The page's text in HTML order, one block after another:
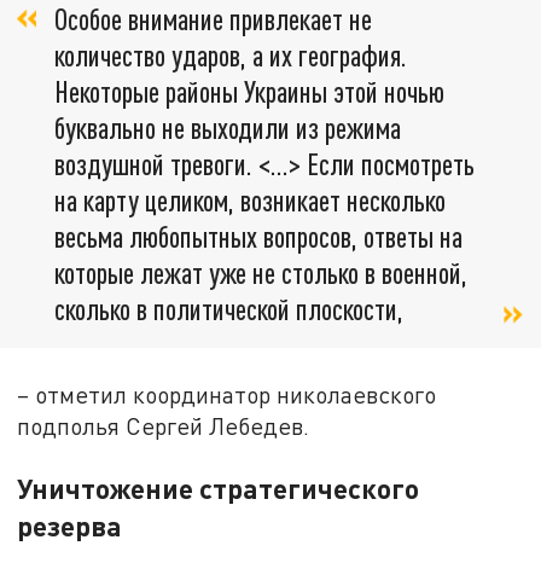
Особое внимание привлекает не
количество ударов, а их география.
Некоторые районы Украины этой ночью
буквально не выходили из режима
воздушной тревоги. <…> Если посмотреть
на карту целиком, возникает несколько
весьма любопытных вопросов, ответы на
которые лежат уже не столько в военной,
сколько в политической плоскости,
– отметил координатор николаевского
подполья Сергей Лебедев.
Уничтожение стратегического
резерва